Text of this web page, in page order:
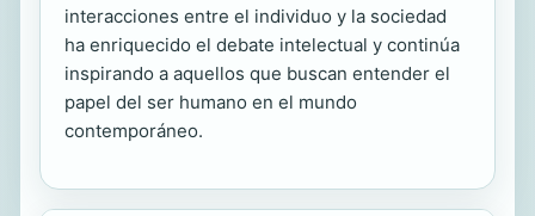
interacciones entre el individuo y la sociedad
ha enriquecido el debate intelectual y continúa
inspirando a aquellos que buscan entender el
papel del ser humano en el mundo
contemporáneo.